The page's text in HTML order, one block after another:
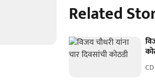
Related
CD